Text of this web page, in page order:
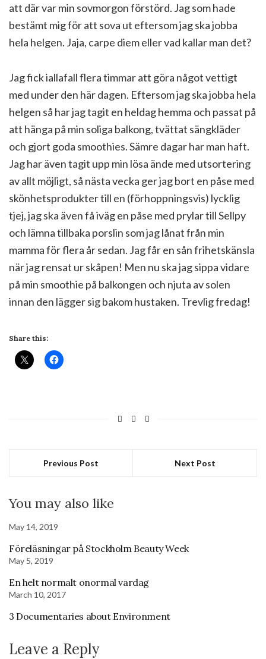
att där var min sovmorgon förstörd. Jag som hade
bestämt mig för att sova ut eftersom jag ska jobba
hela helgen. Jaja, carpe diem eller vad kallar man det?
Jag fick iallafall flera timmar att göra något vettigt
med under den här dagen. Eftersom jag ska jobba hela
helgen så har jag tagit en heldag hemma och passat på
att hänga på min soliga balkong, tvättat sängkläder
och gjort goda smoothies. Sämre dagar har man haft.
Jag har även tagit upp min lösa ände med utsortering
av allt möjligt, så nästa vecka ger jag bort en påse med
skönhetsprodukter till en (förhoppningsvis) lycklig
tjej, jag ska även få iväg en påse med prylar till Sellpy
och lämna tillbaka porslin som jag lånat från min
mamma för flera år sedan. Jag får en sån frihetskänsla
när jag rensat ur skåpen! Men nu ska jag sippa vidare
på min smoothie på balkongen och njuta av solen
innan den lägger sig bakom hustaken. Trevlig fredag!
Share this:
Previous Post Next Post
You may also like
May 14, 2019
Föreläsningar på Stockholm Beauty Week
May 5, 2019
En helt normalt onormal vardag
March 10, 2017
3 Documentaries about Environment
Leave a Reply